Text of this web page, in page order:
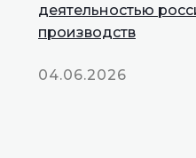
деятельностью
производств
04.06.2026